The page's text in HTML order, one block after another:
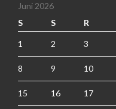
Juni 2026
S
S R
1 2 3
8 9 10
15 16 17